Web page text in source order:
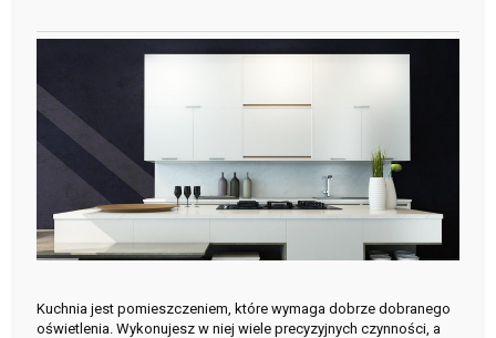
Kuchnia jest pomieszczeniem, które wymaga dobrze dobranego
oświetlenia. Wykonujesz w niej wiele precyzyjnych czynności, a